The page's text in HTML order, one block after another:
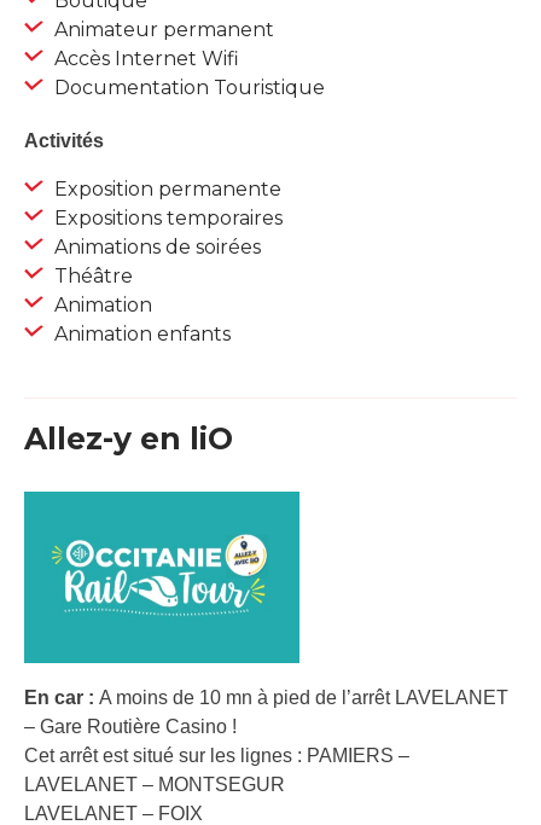
Animateur permanent
Accès Internet Wifi
Documentation Touristique
Activités
Exposition permanente
Expositions temporaires
Animations de soirées
Théâtre
Animation
Animation enfants
Allez-y en liO
En car : A moins de 10 mn à pied de l’arrêt LAVELANET
– Gare Routière Casino !
Cet arrêt est situé sur les lignes : PAMIERS –
LAVELANET – MONTSEGUR
LAVELANET – FOIX